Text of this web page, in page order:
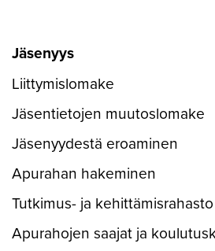
Jäsenyys
Liittymislomake
Jäsentietojen muutoslomake
Jäsenyydestä eroaminen
Apurahan hakeminen
Tutkimus- ja kehittämisrahasto
Apurahojen saajat ja